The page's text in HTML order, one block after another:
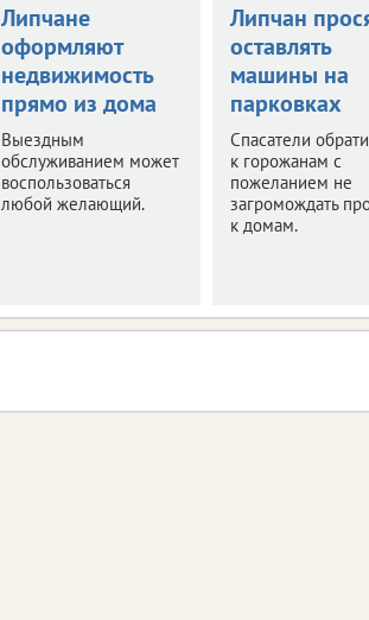
Липчане
оформляют
недвижимость
прямо из дома
Выездным
обслуживанием может
воспользоваться
любой желающий.
Липчан
оставлять
машины на
парковках
Спасатели
к горожанам с
пожеланием не
загромождать
к домам.